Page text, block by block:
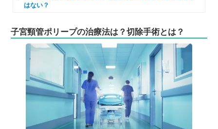
はない？
子宮頸管ポリープの治療法は？切除手術とは？